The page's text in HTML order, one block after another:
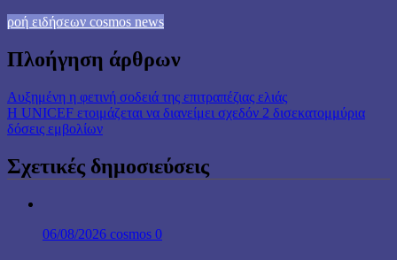
ροή ειδήσεων cosmos news
Πλοήγηση άρθρων
Αυξημένη η φετινή σοδειά της επιτραπέζιας ελιάς
Η UNICEF ετοιμάζεται να διανείμει σχεδόν 2 δισεκατομμύρια
δόσεις εμβολίων
Σχετικές δημοσιεύσεις
06/08/2026 cosmos 0